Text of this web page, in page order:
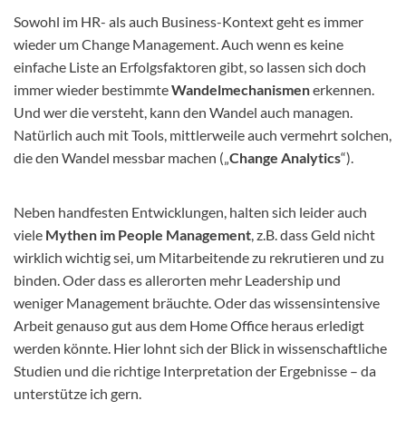
Sowohl im HR- als auch Business-Kontext geht es immer
wieder um Change Management. Auch wenn es keine
einfache Liste an Erfolgsfaktoren gibt, so lassen sich doch
immer wieder bestimmteWandelmechanismenerkennen.
Und wer die versteht, kann den Wandel auch managen.
Natürlich auch mit Tools, mittlerweile auch vermehrt solchen,
die den Wandel messbar machen („Change Analytics“).
Neben handfesten Entwicklungen, halten sich leider auch
viele Mythen im People Management, z.B. dass Geld nicht
wirklich wichtig sei, um Mitarbeitende zu rekrutieren und zu
binden. Oder dass es allerorten mehr Leadership und
weniger Management bräuchte. Oder das wissensintensive
Arbeit genauso gut aus dem Home Office heraus erledigt
werden könnte. Hier lohnt sich der Blick in wissenschaftliche
Studien und die richtige Interpretation der Ergebnisse – da
unterstütze ich gern.